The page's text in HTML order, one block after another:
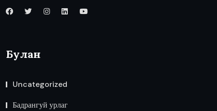
Булан
Uncategorized
Бадрангуй урлаг